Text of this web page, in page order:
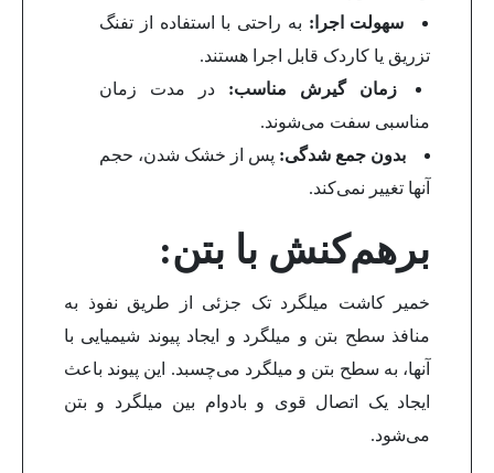
سهولت اجرا: به راحتی با استفاده از تفنگ
تزریق یا کاردک قابل اجرا هستند.
زمان گیرش مناسب: در مدت زمان
مناسبی سفت می‌شوند.
بدون جمع شدگی: پس از خشک شدن، حجم
آنها تغییر نمی‌کند.
برهم‌کنش با بتن:
خمیر کاشت میلگرد تک جزئی از طریق نفوذ به
منافذ سطح بتن و میلگرد و ایجاد پیوند شیمیایی با
آنها، به سطح بتن و میلگرد می‌چسبد. این پیوند باعث
ایجاد یک اتصال قوی و بادوام بین میلگرد و بتن
می‌شود.